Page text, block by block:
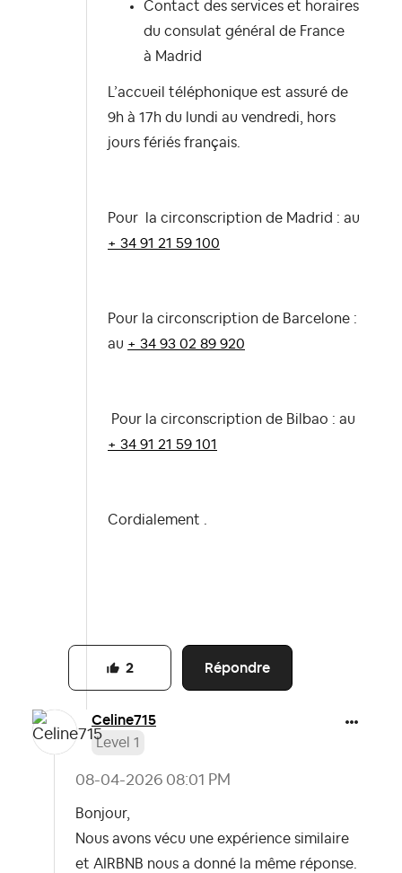
Contact des services et horaires
du consulat général de France
à Madrid
L’accueil téléphonique est assuré de
9h à 17h du lundi au vendredi, hors
jours fériés français.
Pour la circonscription de Madrid : au
+ 34 91 21 59 100
Pour la circonscription de Barcelone :
au + 34 93 02 89 920
Pour la circonscription de Bilbao : au
+ 34 91 21 59 101
Cordialement .
Répondre
2
Celine715
Level 1
‎08-04-2026 08:01 PM
Bonjour,
Nous avons vécu une expérience similaire
et AIRBNB nous a donné la même réponse.